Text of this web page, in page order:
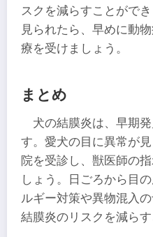
スクを減らすことがで
見られたら、早めに動
療を受けましょう。
まとめ
犬の結膜炎は、早期
す。愛犬の目に異常が
院を受診し、獣医師の
しょう。日ごろから目
ルギー対策や異物混入
結膜炎のリスクを減らす